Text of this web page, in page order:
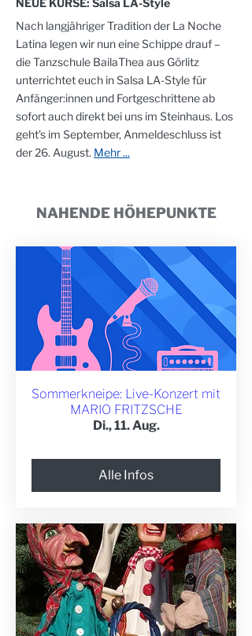
NEUE KURSE: Salsa LA-Style
Nach langjähriger Tradition der La Noche
Latina legen wir nun eine Schippe drauf –
die Tanzschule BailaThea aus Görlitz
unterrichtet euch in Salsa LA-Style für
Anfänger:innen und Fortgeschrittene ab
sofort auch direkt bei uns im Steinhaus. Los
geht's im September, Anmeldeschluss ist
der 26. August. Mehr ...
NAHENDE HÖHEPUNKTE
Sommerkneipe: Live-Konzert mit
MARIO FRITZSCHE
Di., 11. Aug.
Alle Infos